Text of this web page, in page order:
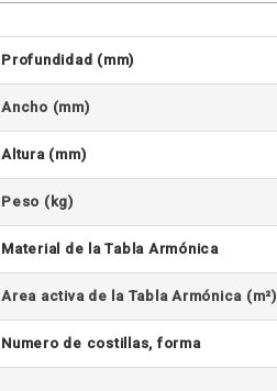
Profundidad (mm)
Ancho (mm)
Altura (mm)
Peso (kg)
Material de la Tabla Armónica
Area activa de la Tabla Armónica (m²)
Numero de costillas, forma